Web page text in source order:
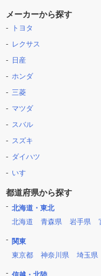
メーカーから探す
トヨタ
レクサス
日産
ホンダ
三菱
マツダ
スバル
スズキ
ダイハツ
いすゞ
都道府県から探す
北海道・東北
北海道
青森県 岩手県
関東
東京都
神奈川県 埼玉県